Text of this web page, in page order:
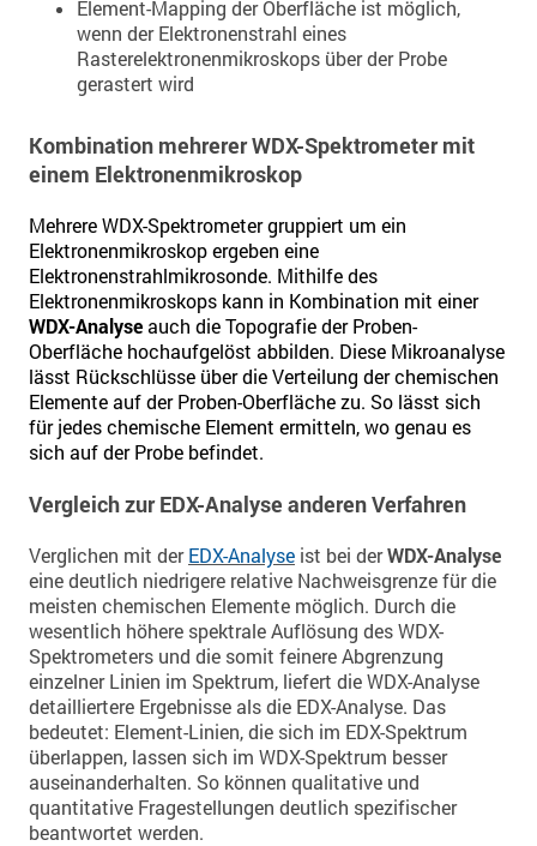
Element-Mapping der Oberfläche ist möglich,
wenn der Elektronenstrahl eines
Rasterelektronenmikroskops über der Probe
gerastert wird
Kombination mehrerer WDX-Spektrometer mit
einem Elektronenmikroskop
Mehrere WDX-Spektrometer gruppiert um ein
Elektronenmikroskop ergeben eine
Elektronenstrahlmikrosonde. Mithilfe des
Elektronenmikroskops kann in Kombination mit einer
WDX-Analyse auch die Topografie der Proben-
Oberfläche hochaufgelöst abbilden. Diese Mikroanalyse
lässt Rückschlüsse über die Verteilung der chemischen
Elemente auf der Proben-Oberfläche zu. So lässt sich
für jedes chemische Element ermitteln, wo genau es
sich auf der Probe befindet.
Vergleich zur EDX-Analyse anderen Verfahren
Verglichen mit der EDX-Analyse ist bei derWDX-Analyse
eine deutlich niedrigere relative Nachweisgrenze für die
meisten chemischen Elemente möglich. Durch die
wesentlich höhere spektrale Auflösung des WDX-
Spektrometers und die somit feinere Abgrenzung
einzelner Linien im Spektrum, liefert die WDX-Analyse
detailliertere Ergebnisse als die EDX-Analyse. Das
bedeutet: Element-Linien, die sich im EDX-Spektrum
überlappen, lassen sich im WDX-Spektrum besser
auseinanderhalten. So können qualitative und
quantitative Fragestellungen deutlich spezifischer
beantwortet werden.